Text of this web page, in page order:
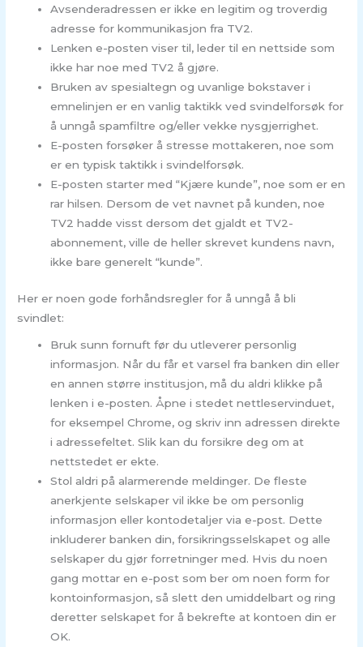
Avsenderadressen er ikke en legitim og troverdig
adresse for kommunikasjon fra TV2.
Lenken e-posten viser til, leder til en nettside som
ikke har noe med TV2 å gjøre.
Bruken av spesialtegn og uvanlige bokstaver i
emnelinjen er en vanlig taktikk ved svindelforsøk for
å unngå spamfiltre og/eller vekke nysgjerrighet.
E-posten forsøker å stresse mottakeren, noe som
er en typisk taktikk i svindelforsøk.
E-posten starter med “Kjære kunde”, noe som er en
rar hilsen. Dersom de vet navnet på kunden, noe
TV2 hadde visst dersom det gjaldt et TV2-
abonnement, ville de heller skrevet kundens navn,
ikke bare generelt “kunde”.
Her er noen gode forhåndsregler for å unngå å bli
svindlet:
Bruk sunn fornuft før du utleverer personlig
informasjon. Når du får et varsel fra banken din eller
en annen større institusjon, må du aldri klikke på
lenken i e-posten. Åpne i stedet nettleservinduet,
for eksempel Chrome, og skriv inn adressen direkte
i adressefeltet. Slik kan du forsikre deg om at
nettstedet er ekte.
Stol aldri på alarmerende meldinger. De fleste
anerkjente selskaper vil ikke be om personlig
informasjon eller kontodetaljer via e-post. Dette
inkluderer banken din, forsikringsselskapet og alle
selskaper du gjør forretninger med. Hvis du noen
gang mottar en e-post som ber om noen form for
kontoinformasjon, så slett den umiddelbart og ring
deretter selskapet for å bekrefte at kontoen din er
OK.